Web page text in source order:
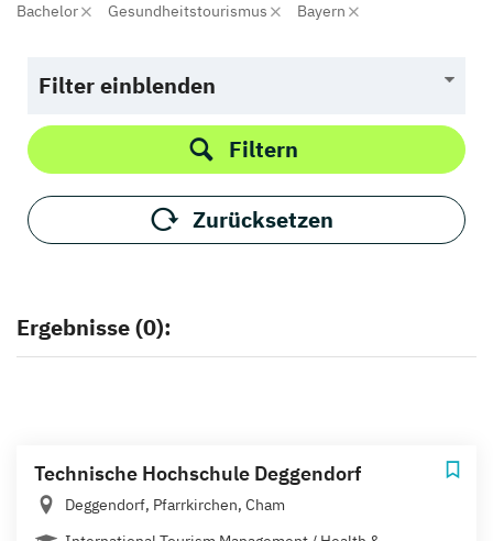
Bachelor Gesundheitstourismus Bayern
Filter einblenden
Filtern
Zurücksetzen
Ergebnisse (0):
Technische Hochschule Deggendorf
Deggendorf, Pfarrkirchen, Cham